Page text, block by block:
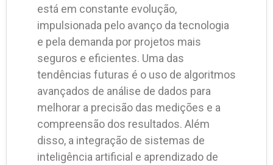
está em constante evolução,
impulsionada pelo avanço da tecnologia
e pela demanda por projetos mais
seguros e eficientes. Uma das
tendências futuras é o uso de algoritmos
avançados de análise de dados para
melhorar a precisão das medições e a
compreensão dos resultados. Além
disso, a integração de sistemas de
inteligência artificial e aprendizado de